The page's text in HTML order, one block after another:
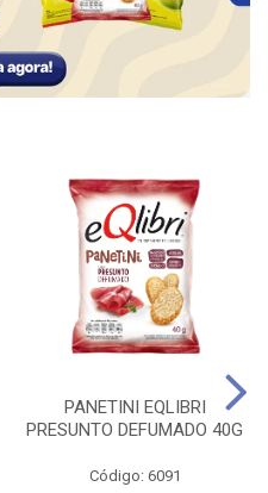
PANETINI EQLIBRI
PRESUNTO DEFUMADO 40G
Código: 6091